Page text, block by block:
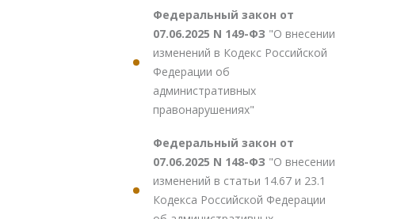
Федеральный закон от
07.06.2025 N 149-ФЗ "О внесении
изменений в Кодекс Российской
Федерации об
административных
правонарушениях"
Федеральный закон от
07.06.2025 N 148-ФЗ "О внесении
изменений в статьи 14.67 и 23.1
Кодекса Российской Федерации